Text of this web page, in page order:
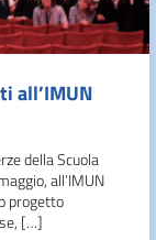
all’IMUN
della Scuola
all’IMUN
progetto
[…]